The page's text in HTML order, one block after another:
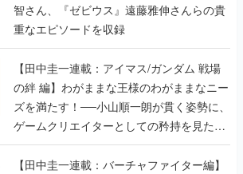
智さん、『ゼビウス』遠藤雅伸さんらの貴
重なエピソードを収録
【田中圭一連載：アイマス/ガンダム 戦場
の絆 編】わがままな王様のわがままなニー
ズを満たす！──小山順一朗が貫く姿勢に、
ゲームクリエイターとしての矜持を見た
【若ゲのいたり最終回】
【田中圭一連載：バーチャファイター編】